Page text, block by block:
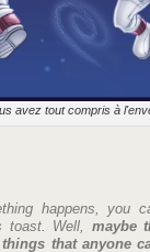
avez tout compris à
happens, you
toast. Well, maybe
that anyone